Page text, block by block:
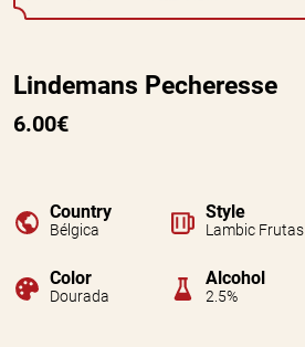
Lindemans Pecheresse
6.00€
Country
Bélgica
Style
Lambic Frutas
Color
Dourada
Alcohol
2.5%